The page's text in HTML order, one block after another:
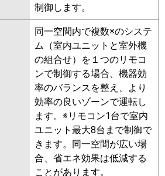
RPK-GP80RHNP4
GP80RSHP9 RPK-GP80RHNP3
RPK-GP80RSHP8 RPK-
GP80RHNP2 RPK-GP80RSHP7
RPK-GP80RHNP1
RPK-
GP80RSHP6 RPK-GP80RSHP5
RPK-GP80RHNP RPK-
GP80RSHP4 RPK-AP80HNP9-
RPK-AP80HNP9 RPK-
GP80RSHP3
FDKK805HP5SA FDKV805HP5SA
FDKK805HP5S FDKV805HP5S
制御します。
同一空間内で複数※のシステ
ム（室内ユニットと室外機
の組合せ）を１つのリモコ
ンで制御する場合、機器効
率のバランスを整え、より
効率の良いゾーンで運転し
ます。※リモコン1台で室内
ユニット最大8台まで制御で
きます。同一空間が広い場
合、省エネ効果は低減する
ことがあります。